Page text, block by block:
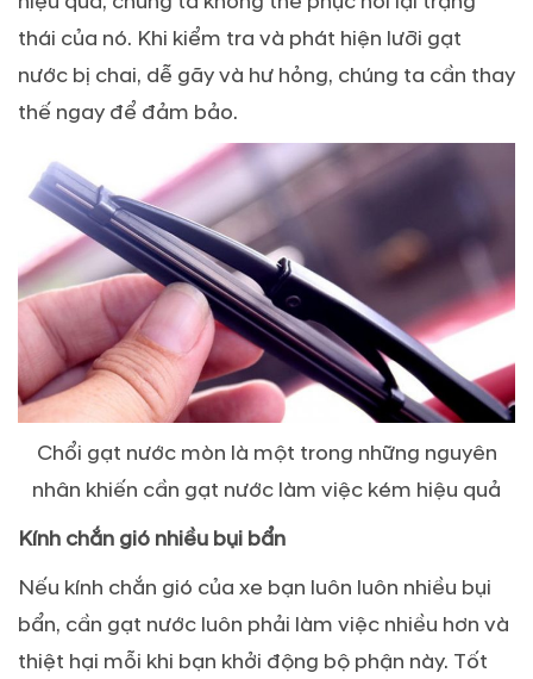
thái của nó. Khi kiểm tra và phát hiện lưỡi gạt
nước bị chai, dễ gãy và hư hỏng, chúng ta cần thay
thế ngay để đảm bảo.
Chổi gạt nước mòn là một trong những nguyên
nhân khiến cần gạt nước làm việc kém hiệu quả
Kính chắn gió nhiều bụi bẩn
Nếu kính chắn gió của xe bạn luôn luôn nhiều bụi
bẩn, cần gạt nước luôn phải làm việc nhiều hơn và
thiệt hại mỗi khi bạn khởi động bộ phận này. Tốt